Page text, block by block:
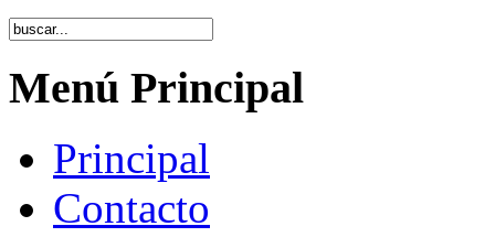
Menú Principal
Principal
Contacto